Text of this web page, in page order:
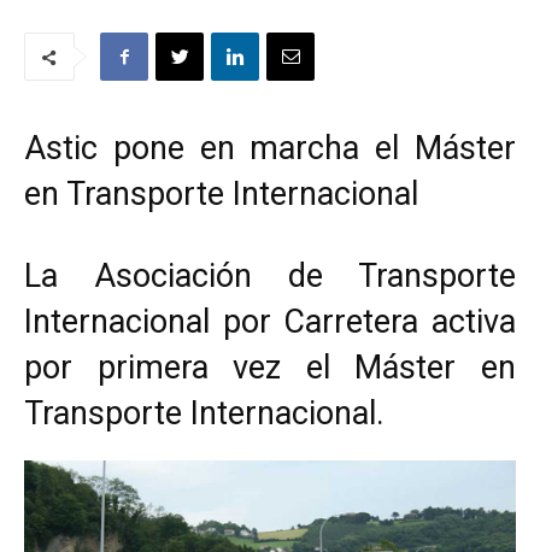
Astic pone en marcha el Máster
en Transporte Internacional
La Asociación de Transporte
Internacional por Carretera activa
por primera vez el Máster en
Transporte Internacional.